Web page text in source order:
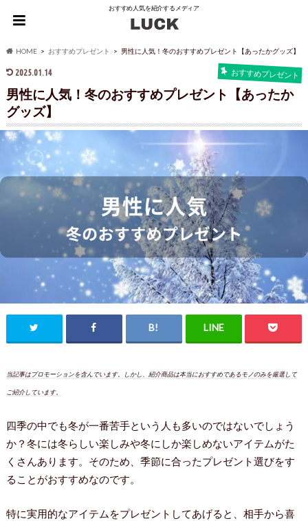
おすすめ人気を紹介するメディア
HOME おすすめプレゼント 男性に人気！冬のおすすめプレゼント【あったかグッズ】
2025.01.14 おすすめプレゼント
男性に人気！冬のおすすめプレゼント【あったか
グッズ】
当記事はプロモーションを含んでいます。しかし、紹介商品は本当におすすめであるモノのみを厳選して
ご紹介しています。
四季の中でも冬が一番苦手という人も多いのではないでしょう
か？冬には冬らしい楽しみや冬にしか楽しめないアイテムがた
くさんあります。そのため、季節に合ったプレゼント選びをす
ることがおすすめなのです。
特に実用的なアイテムをプレゼントしてあげると、相手から喜